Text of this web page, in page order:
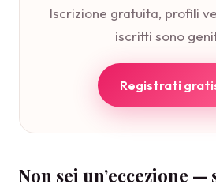
Iscrizione gratuita, profili
iscritti sono
Registrati
Non sei un’eccezione —